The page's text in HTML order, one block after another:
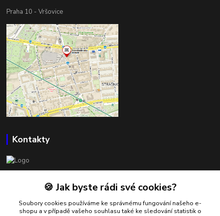
Praha 10 - Vršovice
Kontakty
Petr Mráček
+420 602 549 946
🍪 Jak byste rádi své cookies?
Soubory cookies používáme ke správnému fungování našeho e-
shopu a v případě vašeho souhlasu také ke sledování statistik o